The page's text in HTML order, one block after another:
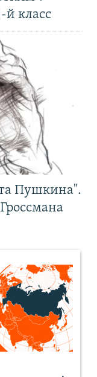
й класс
Пушкина".